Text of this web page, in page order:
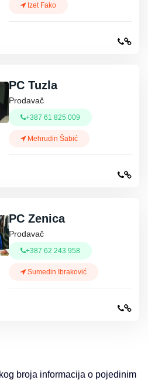
Izet Fako
PC Tuzla
Prodavač
+387 61 825 009
Mehrudin Šabić
PC Zenica
Prodavač
+387 62 243 958
Sumedin Ibraković
broja informacija o pojedinim